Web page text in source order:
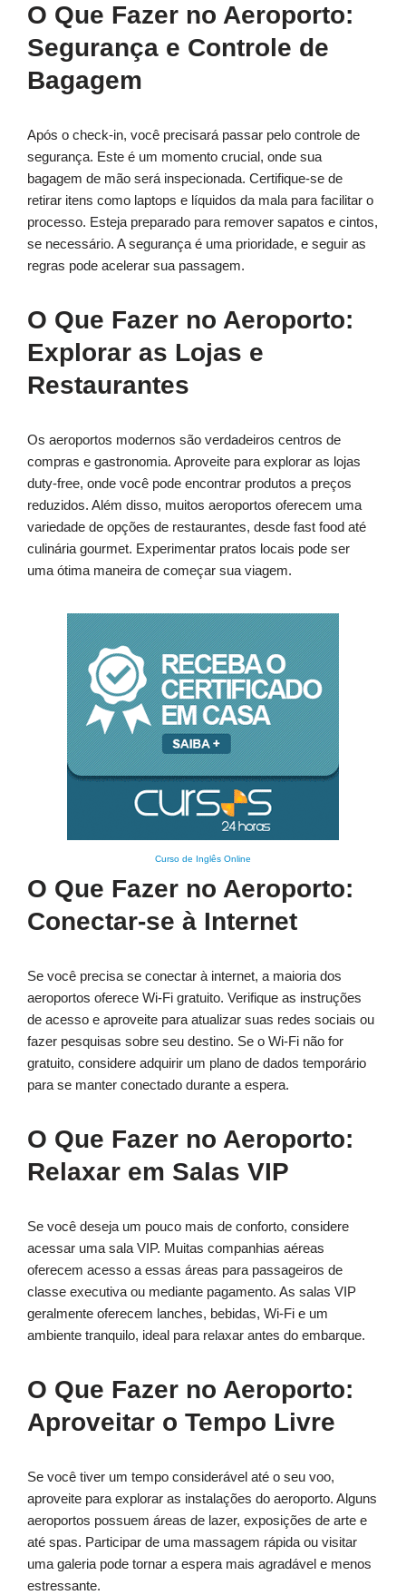
O Que Fazer no Aeroporto:
Segurança e Controle de
Bagagem
Após o check-in, você precisará passar pelo controle de
segurança. Este é um momento crucial, onde sua
bagagem de mão será inspecionada. Certifique-se de
retirar itens como laptops e líquidos da mala para facilitar o
processo. Esteja preparado para remover sapatos e cintos,
se necessário. A segurança é uma prioridade, e seguir as
regras pode acelerar sua passagem.
O Que Fazer no Aeroporto:
Explorar as Lojas e
Restaurantes
Os aeroportos modernos são verdadeiros centros de
compras e gastronomia. Aproveite para explorar as lojas
duty-free, onde você pode encontrar produtos a preços
reduzidos. Além disso, muitos aeroportos oferecem uma
variedade de opções de restaurantes, desde fast food até
culinária gourmet. Experimentar pratos locais pode ser
uma ótima maneira de começar sua viagem.
Curso de Inglês Online
O Que Fazer no Aeroporto:
Conectar-se à Internet
Se você precisa se conectar à internet, a maioria dos
aeroportos oferece Wi-Fi gratuito. Verifique as instruções
de acesso e aproveite para atualizar suas redes sociais ou
fazer pesquisas sobre seu destino. Se o Wi-Fi não for
gratuito, considere adquirir um plano de dados temporário
para se manter conectado durante a espera.
O Que Fazer no Aeroporto:
Relaxar em Salas VIP
Se você deseja um pouco mais de conforto, considere
acessar uma sala VIP. Muitas companhias aéreas
oferecem acesso a essas áreas para passageiros de
classe executiva ou mediante pagamento. As salas VIP
geralmente oferecem lanches, bebidas, Wi-Fi e um
ambiente tranquilo, ideal para relaxar antes do embarque.
O Que Fazer no Aeroporto:
Aproveitar o Tempo Livre
Se você tiver um tempo considerável até o seu voo,
aproveite para explorar as instalações do aeroporto. Alguns
aeroportos possuem áreas de lazer, exposições de arte e
até spas. Participar de uma massagem rápida ou visitar
uma galeria pode tornar a espera mais agradável e menos
estressante.